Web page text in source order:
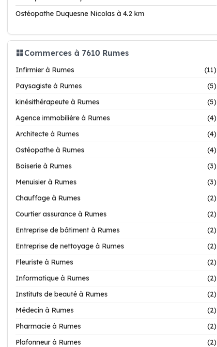
Ostéopathe Duquesne Nicolas à 4.2 km
Commerces à 7610 Rumes
Infirmier à Rumes
(11)
Paysagiste à Rumes
(5)
kinésithérapeute à Rumes
(5)
Agence immobilière à Rumes
(4)
Architecte à Rumes
(4)
Ostéopathe à Rumes
(4)
Boiserie à Rumes
(3)
Menuisier à Rumes
(3)
Chauffage à Rumes
(2)
Courtier assurance à Rumes
(2)
Entreprise de bâtiment à Rumes
(2)
Entreprise de nettoyage à Rumes
(2)
Fleuriste à Rumes
(2)
Informatique à Rumes
(2)
Instituts de beauté à Rumes
(2)
Médecin à Rumes
(2)
Pharmacie à Rumes
(2)
Plafonneur à Rumes
(2)